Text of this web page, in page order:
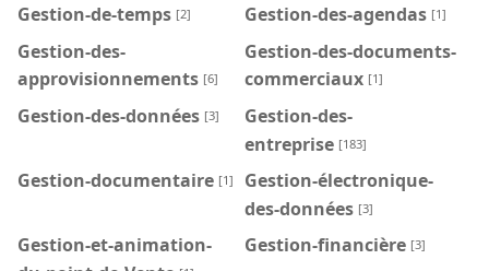
Gestion-de-temps [2] Gestion-des-agendas [1]
Gestion-des-
approvisionnements [6]
Gestion-des-documents-
commerciaux [1]
Gestion-des-données [3]
Gestion-des-
entreprise [183]
Gestion-documentaire [1]
Gestion-électronique-
des-données [3]
Gestion-et-animation-
Gestion-financière [3]